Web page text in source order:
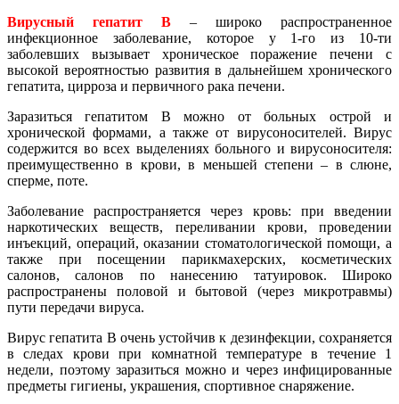
Вирусный гепатит В
– широко распространенное
инфекционное заболевание, которое у 1-го из 10-ти
заболевших вызывает хроническое поражение печени с
высокой вероятностью развития в дальнейшем хронического
гепатита, цирроза и первичного рака печени.
Заразиться гепатитом В можно от больных острой и
хронической формами, а также от вирусоносителей. Вирус
содержится во всех выделениях больного и вирусоносителя:
преимущественно в крови, в меньшей степени – в слюне,
сперме, поте.
Заболевание распространяется через кровь: при введении
наркотических веществ, переливании крови, проведении
инъекций, операций, оказании стоматологической помощи, а
также при посещении парикмахерских, косметических
салонов, салонов по нанесению татуировок. Широко
распространены половой и бытовой (через микротравмы)
пути передачи вируса.
Вирус гепатита В очень устойчив к дезинфекции, сохраняется
в следах крови при комнатной температуре в течение 1
недели, поэтому заразиться можно и через инфицированные
предметы гигиены, украшения, спортивное снаряжение.